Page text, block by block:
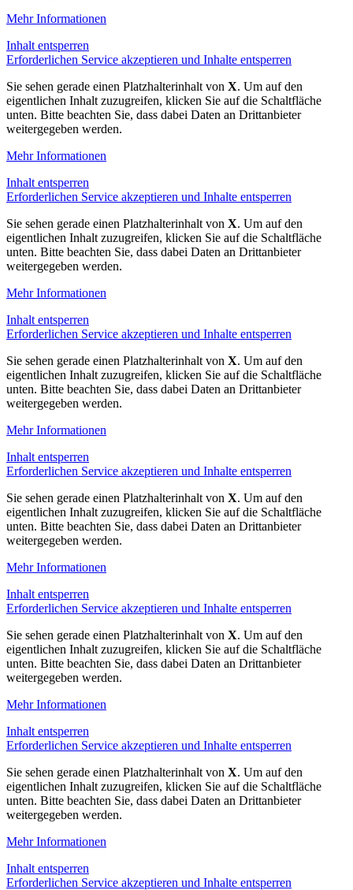
Mehr Informationen
Inhalt entsperren
Erforderlichen Service akzeptieren und Inhalte entsperren
Sie sehen gerade einen Platzhalterinhalt von X. Um auf den
eigentlichen Inhalt zuzugreifen, klicken Sie auf die Schaltfläche
unten. Bitte beachten Sie, dass dabei Daten an Drittanbieter
weitergegeben werden.
Mehr Informationen
Inhalt entsperren
Erforderlichen Service akzeptieren und Inhalte entsperren
Sie sehen gerade einen Platzhalterinhalt von X. Um auf den
eigentlichen Inhalt zuzugreifen, klicken Sie auf die Schaltfläche
unten. Bitte beachten Sie, dass dabei Daten an Drittanbieter
weitergegeben werden.
Mehr Informationen
Inhalt entsperren
Erforderlichen Service akzeptieren und Inhalte entsperren
Sie sehen gerade einen Platzhalterinhalt von X. Um auf den
eigentlichen Inhalt zuzugreifen, klicken Sie auf die Schaltfläche
unten. Bitte beachten Sie, dass dabei Daten an Drittanbieter
weitergegeben werden.
Mehr Informationen
Inhalt entsperren
Erforderlichen Service akzeptieren und Inhalte entsperren
Sie sehen gerade einen Platzhalterinhalt von X. Um auf den
eigentlichen Inhalt zuzugreifen, klicken Sie auf die Schaltfläche
unten. Bitte beachten Sie, dass dabei Daten an Drittanbieter
weitergegeben werden.
Mehr Informationen
Inhalt entsperren
Erforderlichen Service akzeptieren und Inhalte entsperren
Sie sehen gerade einen Platzhalterinhalt von X. Um auf den
eigentlichen Inhalt zuzugreifen, klicken Sie auf die Schaltfläche
unten. Bitte beachten Sie, dass dabei Daten an Drittanbieter
weitergegeben werden.
Mehr Informationen
Inhalt entsperren
Erforderlichen Service akzeptieren und Inhalte entsperren
Sie sehen gerade einen Platzhalterinhalt von X. Um auf den
eigentlichen Inhalt zuzugreifen, klicken Sie auf die Schaltfläche
unten. Bitte beachten Sie, dass dabei Daten an Drittanbieter
weitergegeben werden.
Mehr Informationen
Inhalt entsperren
Erforderlichen Service akzeptieren und Inhalte entsperren